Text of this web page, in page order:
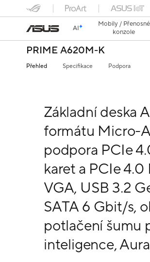
AI
Mobily / Přenosné
konzole
PRIME A620M-K
Přehled Specifikace Podpora
Základní deska
formátu Micro-
podpora PCIe
karet a PCIe
VGA, USB 3.2
SATA 6 Gbit/s,
potlačení šumu
inteligence,